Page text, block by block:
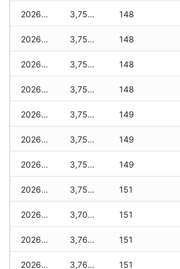
2026-04-09 3,750 zł 148
2026-04-08 3,750 zł 148
2026-04-07 3,750 zł 148
2026-04-06 3,750 zł 148
2026-04-05 3,750 zł 149
2026-04-04 3,750 zł 149
2026-04-03 3,750 zł 149
2026-04-02 3,750 zł 151
2026-04-01 3,700 zł 151
2026-03-31 3,760 zł 151
2026-03-30 3,760 zł 151